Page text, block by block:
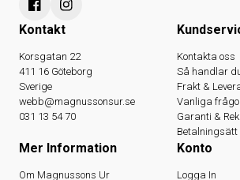
Kontakt
Korsgatan 22
411 16 Göteborg
Sverige
webb@magnussonsur.se
031 13 54 70
Kontakta oss
Så handlar
Frakt &
Vanliga
Garanti &
Betalningsätt
Mer Information
Om Magnussons Ur
Konto
Logga In